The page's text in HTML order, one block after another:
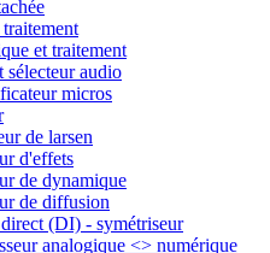
et traitement
sélecteur audio
micros
de larsen
d'effets
de dynamique
de diffusion
(DI) - symétriseur
analogique <> numérique